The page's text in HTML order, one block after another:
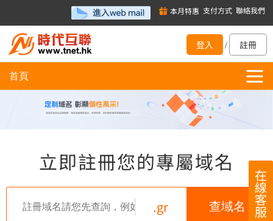
本月特惠 支付方式 聯絡我們
登入 / 註冊
在
線
客
服
首頁
立即註冊您的專屬域名
.gr